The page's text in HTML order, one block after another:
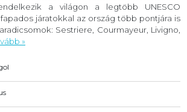
a világon a legtöbb UNESCO
járatokkal az ország több pontjára is
Sestriere, Courmayeur, Livigno,
»